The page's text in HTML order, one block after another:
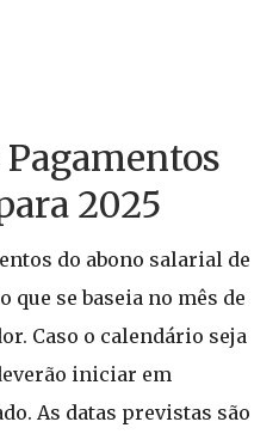
2025
do abono salarial de
que se baseia no mês de
Caso o calendário seja
iniciar em
As datas previstas são